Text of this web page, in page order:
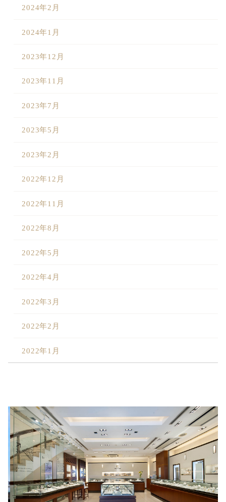
2024年2月
2024年1月
2023年12月
2023年11月
2023年7月
2023年5月
2023年2月
2022年12月
2022年11月
2022年8月
2022年5月
2022年4月
2022年3月
2022年2月
2022年1月